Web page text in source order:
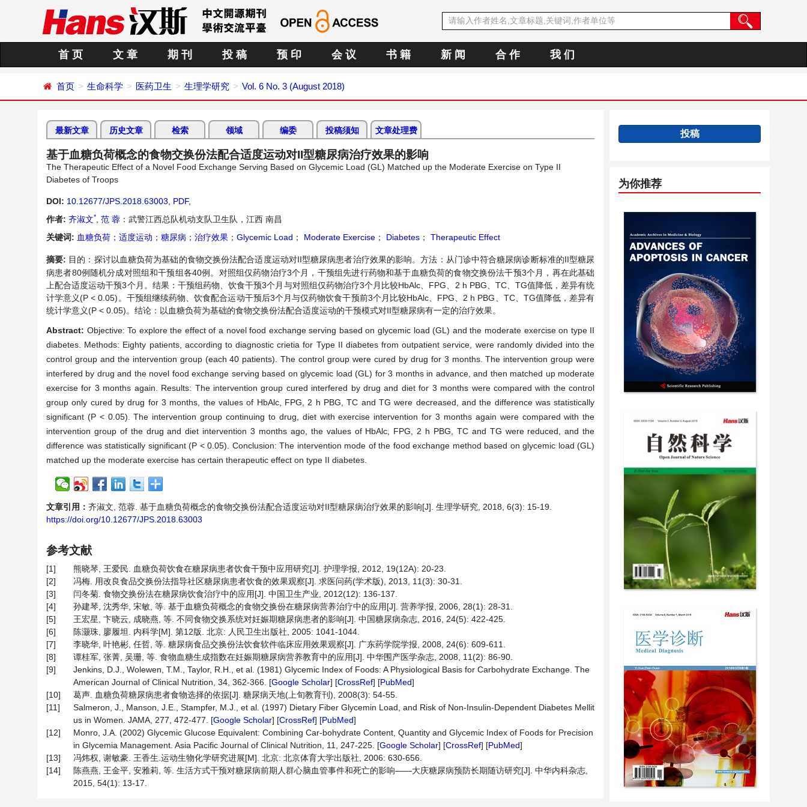
首 页 文 章 期 刊 投 稿 预 印 会 议 书 籍 新 闻 合 作 我 们
首页 生命科学 医药卫生 生理学研究 Vol. 6 No. 3 (August 2018)
最新文章 历史文章 检索 领域 编委 投稿须知 文章处理费
基于血糖负荷概念的食物交换份法配合适度运动对II型糖尿病治疗效果的影响
The Therapeutic Effect of a Novel Food Exchange Serving Based on Glycemic Load (GL) Matched up the Moderate Exercise on Type II
Diabetes of Troops
DOI: 10.12677/JPS.2018.63003 PDF,
作者: 齐淑文* 范 蓉 ：武警江西总队机动支队卫生队，江西 南昌
关键词: 血糖负荷 ； 适度运动 ； 糖尿病 ； 治疗效果 ； Glycemic Load ； Moderate Exercise ； Diabetes ； Therapeutic Effect
摘要: 目的：探讨以血糖负荷为基础的食物交换份法配合适度运动对II型糖尿病患者治疗效果的影响。方法：从门诊中符合糖尿病诊断标准的II型糖尿
病患者80例随机分成对照组和干预组各40例。对照组仅药物治疗3个月，干预组先进行药物和基于血糖负荷的食物交换份法干预3个月，再在此基础
上配合适度运动干预3个月。结果：干预组药物、饮食干预3个月与对照组仅药物治疗3个月比较HbAlc、FPG、2 h PBG、TC、TG值降低，差异有统
计学意义(P < 0.05)。干预组继续药物、饮食配合运动干预后3个月与仅药物饮食干预前3个月比较HbAlc、FPG、2 h PBG、TC、TG值降低，差异有
统计学意义(P < 0.05)。结论：以血糖负荷为基础的食物交换份法配合适度运动的干预模式对II型糖尿病有一定的治疗效果。
Abstract: Objective: To explore the effect of a novel food exchange serving based on glycemic load (GL) and the moderate exercise on type II
diabetes. Methods: Eighty patients, according to diagnostic crietia for Type II diabetes from outpatient service, were randomly divided into the
control group and the intervention group (each 40 patients). The control group were cured by drug for 3 months. The intervention group were
interfered by drug and the novel food exchange serving based on glycemic load (GL) for 3 months in advance, and then matched up moderate
exercise for 3 months again. Results: The intervention group cured interfered by drug and diet for 3 months were compared with the control
group only cured by drug for 3 months, the values of HbAlc, FPG, 2 h PBG, TC and TG were decreased, and the difference was statistically
significant (P < 0.05). The intervention group continuing to drug, diet with exercise intervention for 3 months again were compared with the
intervention group of the drug and diet intervention 3 months ago, the values of HbAlc, FPG, 2 h PBG, TC and TG were reduced, and the
difference was statistically significant (P < 0.05). Conclusion: The intervention mode of the food exchange method based on glycemic load (GL)
matched up the moderate exercise has certain therapeutic effect on type II diabetes.
文章引用： 齐淑文, 范蓉. 基于血糖负荷概念的食物交换份法配合适度运动对II型糖尿病治疗效果的影响[J]. 生理学研究, 2018, 6(3): 15-19.
https://doi.org/10.12677/JPS.2018.63003
参考文献
[1]
熊晓琴, 王爱民. 血糖负荷饮食在糖尿病患者饮食干预中应用研究[J]. 护理学报, 2012, 19(12A): 20-23.
[2]
冯梅. 用改良食品交换份法指导社区糖尿病患者饮食的效果观察[J]. 求医问药(学术版), 2013, 11(3): 30-31.
[3]
闫冬菊. 食物交换份法在糖尿病饮食治疗中的应用[J]. 中国卫生产业, 2012(12): 136-137.
[4]
孙建琴, 沈秀华, 宋敏, 等. 基于血糖负荷概念的食物交换份在糖尿病营养治疗中的应用[J]. 营养学报, 2006, 28(1): 28-31.
[5]
王宏星, 卞晓云, 成晓燕, 等. 不同食物交换系统对妊娠期糖尿病患者的影响[J]. 中国糖尿病杂志, 2016, 24(5): 422-425.
[6]
陈灏珠, 廖履坦. 内科学[M]. 第12版. 北京: 人民卫生出版社, 2005: 1041-1044.
[7]
李晓华, 叶艳彬, 任哲, 等. 糖尿病食品交换份法饮食软件临床应用效果观察[J]. 广东药学院学报, 2008, 24(6): 609-611.
[8]
谭桂军, 张菁, 吴珊, 等. 食物血糖生成指数在妊娠期糖尿病营养教育中的应用[J]. 中华围产医学杂志, 2008, 11(2): 86-90.
[9]
Jenkins, D.J., Wolewen, T.M., Taylor, R.H., et al. (1981) Glycemic Index of Foods: A Physiological Basis for Carbohydrate Exchange. The
American Journal of Clinical Nutrition, 34, 362-366. [Google Scholar] [CrossRef] [PubMed]
[10]
葛声. 血糖负荷糖尿病患者食物选择的依据[J]. 糖尿病天地(上旬教育刊), 2008(3): 54-55.
[11]
Salmeron, J., Manson, J.E., Stampfer, M.J., et al. (1997) Dietary Fiber Glycemin Load, and Risk of Non-Insulin-Dependent Diabetes Mellit
us in Women. JAMA, 277, 472-477. [Google Scholar] [CrossRef] [PubMed]
[12]
Monro, J.A. (2002) Glycemic Glucose Equivalent: Combining Car-bohydrate Content, Quantity and Glycemic Index of Foods for Precision
in Glycemia Management. Asia Pacific Journal of Clinical Nutrition, 11, 247-225. [Google Scholar] [CrossRef] [PubMed]
[13]
冯炜权, 谢敏豪. 王香生.运动生物化学研究进展[M]. 北京: 北京体育大学出版社, 2006: 630-656.
[14]
陈燕燕, 王金平, 安雅莉, 等. 生活方式干预对糖尿病前期人群心脑血管事件和死亡的影响——大庆糖尿病预防长期随访研究[J]. 中华内科杂志,
2015, 54(1): 13-17.
投稿
为你推荐